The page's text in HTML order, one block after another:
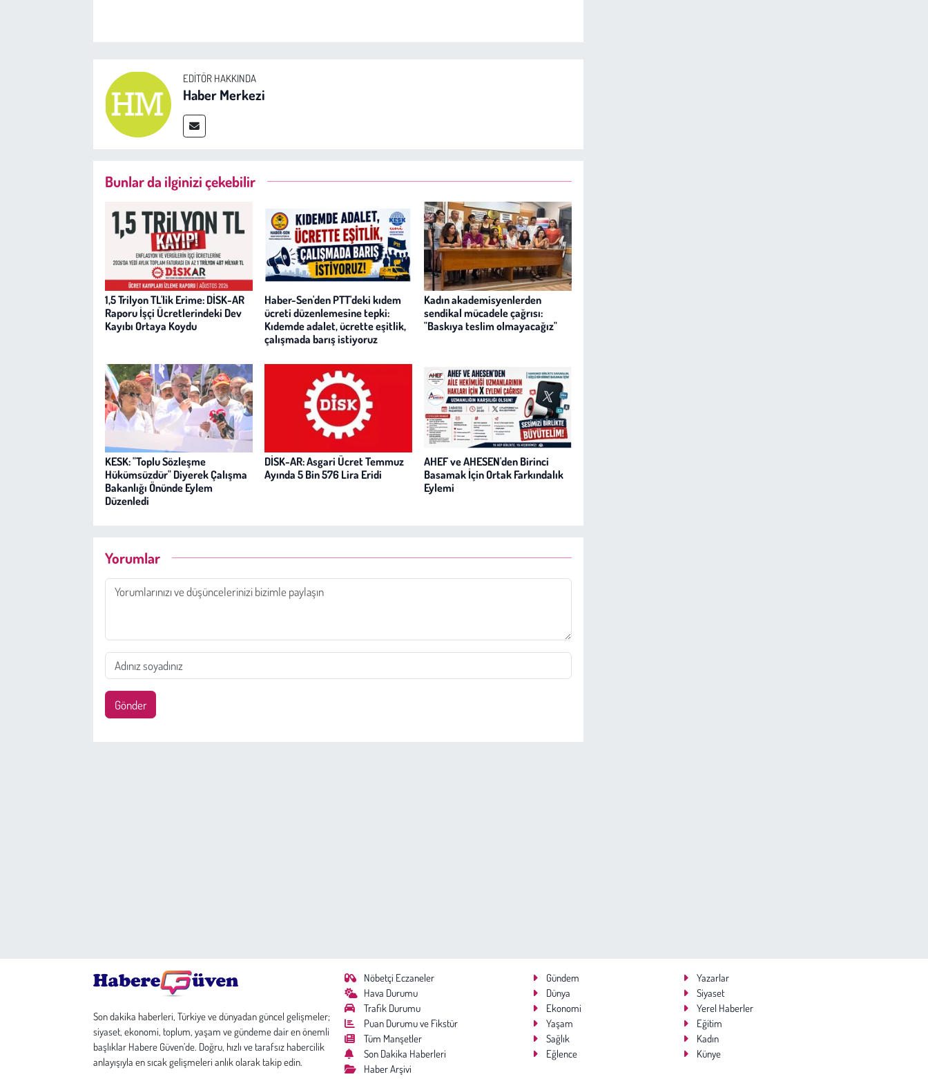
EDITÖR HAKKINDA
Haber Merkezi
Bunlar da ilginizi çekebilir
1,5 Trilyon TL'lik Erime: DİSK-AR
Raporu İşçi Ücretlerindeki Dev
Kayıbı Ortaya Koydu
Haber-Sen'den PTT'deki kıdem
ücreti düzenlemesine tepki:
Kıdemde adalet, ücrette eşitlik,
çalışmada barış istiyoruz
Kadın akademisyenlerden
sendikal mücadele çağrısı:
"Baskıya teslim olmayacağız"
KESK: "Toplu Sözleşme
Hükümsüzdür" Diyerek Çalışma
Bakanlığı Önünde Eylem
Düzenledi
DİSK-AR: Asgari Ücret Temmuz
Ayında 5 Bin 576 Lira Eridi
AHEF ve AHESEN'den Birinci
Basamak İçin Ortak Farkındalık
Eylemi
Yorumlar
Gönder
Son dakika haberleri, Türkiye ve dünyadan güncel gelişmeler;
siyaset, ekonomi, toplum, yaşam ve gündeme dair en önemli
başlıklar Habere Güven’de. Doğru, hızlı ve tarafsız habercilik
anlayışıyla en sıcak gelişmeleri anlık olarak takip edin.
Nöbetçi Eczaneler
Hava Durumu
Trafik Durumu
Puan Durumu ve Fikstür
Tüm Manşetler
Son Dakika Haberleri
Haber Arşivi
Gündem
Yazarlar
Dünya
Siyaset
Ekonomi
Yerel Haberler
Yaşam
Eğitim
Sağlık
Kadın
Eğlence
Künye